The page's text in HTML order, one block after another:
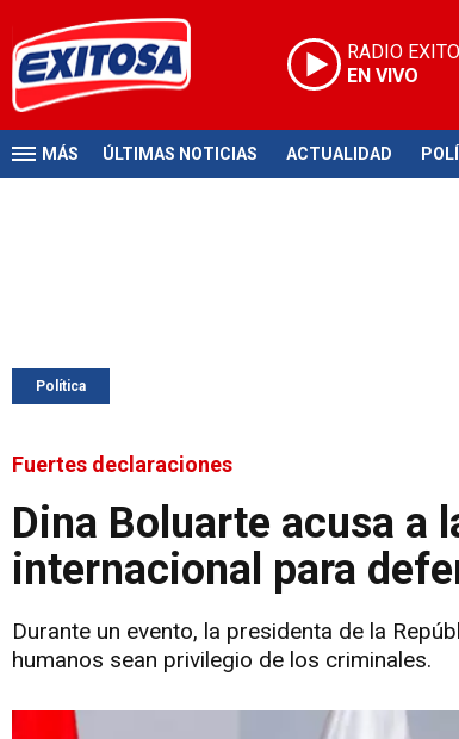
RADIO
EN VIVO
MÁS ÚLTIMAS NOTICIAS ACTUALIDAD
Política
Fuertes declaraciones
Dina Boluarte acusa a
internacional para
Durante un evento, la presidenta de la
humanos sean privilegio de los criminales.